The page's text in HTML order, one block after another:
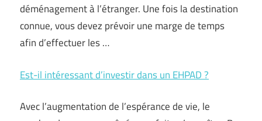
déménagement à l’étranger. Une fois la destination
connue, vous devez prévoir une marge de temps
afin d’effectuer les …
Est-il intéressant d’investir dans un EHPAD ?
Avec l’augmentation de l’espérance de vie, le